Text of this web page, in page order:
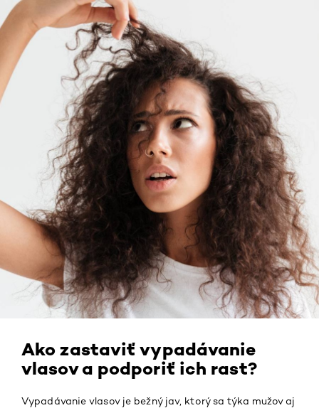
Ako zastaviť vypadávanie
vlasov a podporiť ich rast?
Vypadávanie vlasov je bežný jav, ktorý sa týka mužov aj